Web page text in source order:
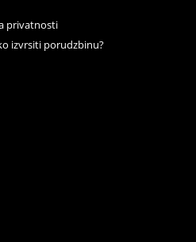
privatnosti
izvrsiti porudzbinu?